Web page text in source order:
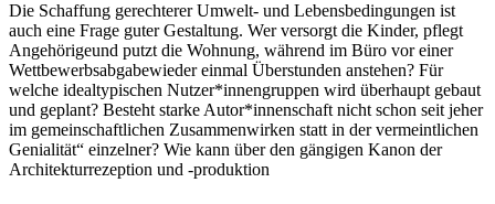
Die Schaffung gerechterer Umwelt- und Lebensbedingungen ist
auch eine Frage guter Gestaltung. Wer versorgt die Kinder, pflegt
Angehörigeund putzt die Wohnung, während im Büro vor einer
Wettbewerbsabgabewieder einmal Überstunden anstehen? Für
welche idealtypischen Nutzer­*innen­gruppen wird überhaupt gebaut
und geplant? Besteht starke Autor­*innenschaft nicht schon seit jeher
im gemeinschaftlichen Zusammenwirken statt in der vermeintlichen
Genialität“ einzelner? Wie kann über den gängigen Kanon der
Architekturrezeption und -produktion